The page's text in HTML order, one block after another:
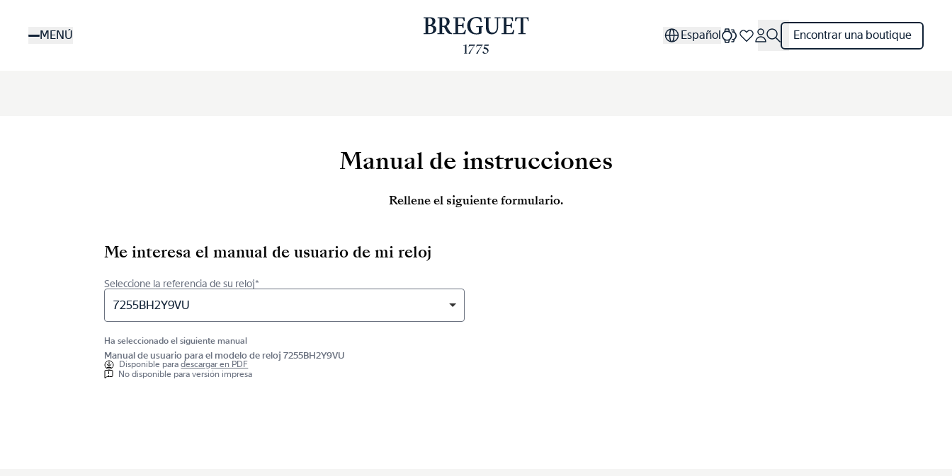
contenidoMENÚ Español Encontrar una boutique
Manual de instrucciones
Rellene el siguiente formulario.
Me interesa el manual de usuario de mi reloj
Seleccione la referencia de su reloj*
7255BH2Y9VU
Ha seleccionado el siguiente manual
Manual de usuario para el modelo de reloj 7255BH2Y9VU
Disponible paradescargar en PDF
No disponible para versión impresa